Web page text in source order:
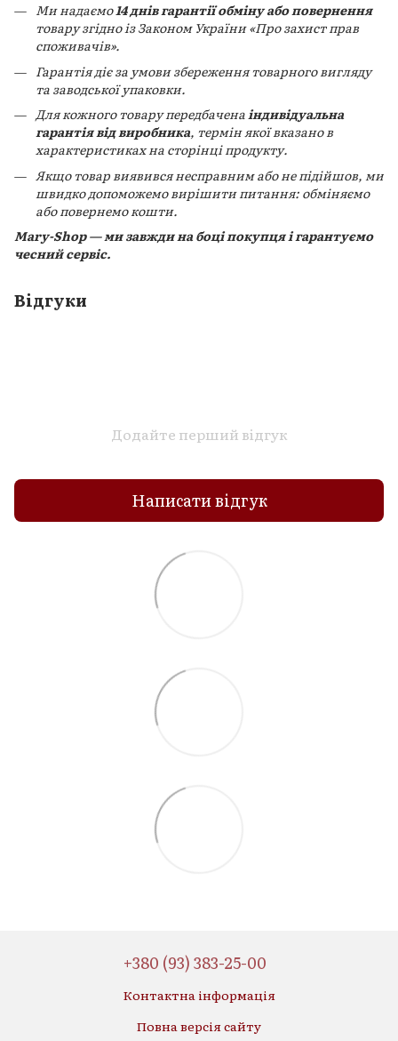
Ми надаємо14 днів гарантії обміну або повернення
товару згідно із Законом України «Про захист прав
споживачів».
Гарантія діє за умови збереження товарного вигляду
та заводської упаковки.
Для кожного товару передбаченаіндивідуальна
гарантія від виробника, термін якої вказано в
характеристиках на сторінці продукту.
Якщо товар виявився несправним або не підійшов, ми
швидко допоможемо вирішити питання: обміняємо
або повернемо кошти.
Mary-Shop — ми завжди на боці покупця і гарантуємо
чесний сервіс.
Відгуки
Додайте перший відгук
Написати відгук
+380 (93) 383-25-00
Контактна інформація
Повна версія сайту